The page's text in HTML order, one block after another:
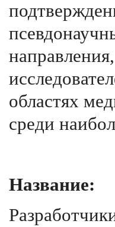
областях
среди
Название: